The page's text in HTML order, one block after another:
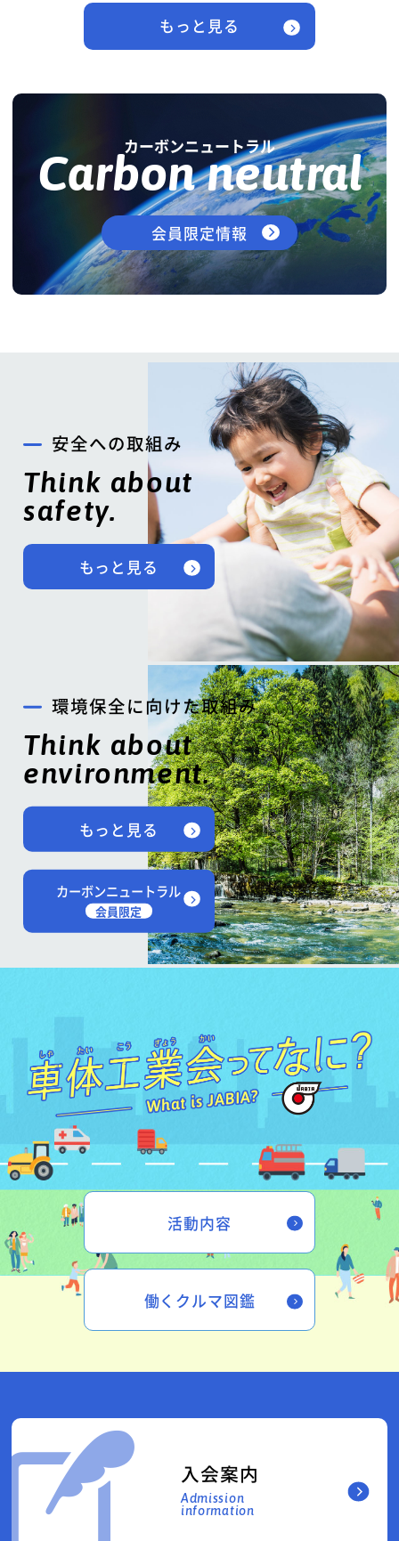
もっと見る
カーボンニュートラル
Carbon neutral
会員限定情報
安全への取組み
Think about
safety.
もっと見る
環境保全に向けた取組み
Think about
environment.
もっと見る
カーボンニュートラル
会員限定
活動内容
働くクルマ図鑑
入会案内
Admission
information